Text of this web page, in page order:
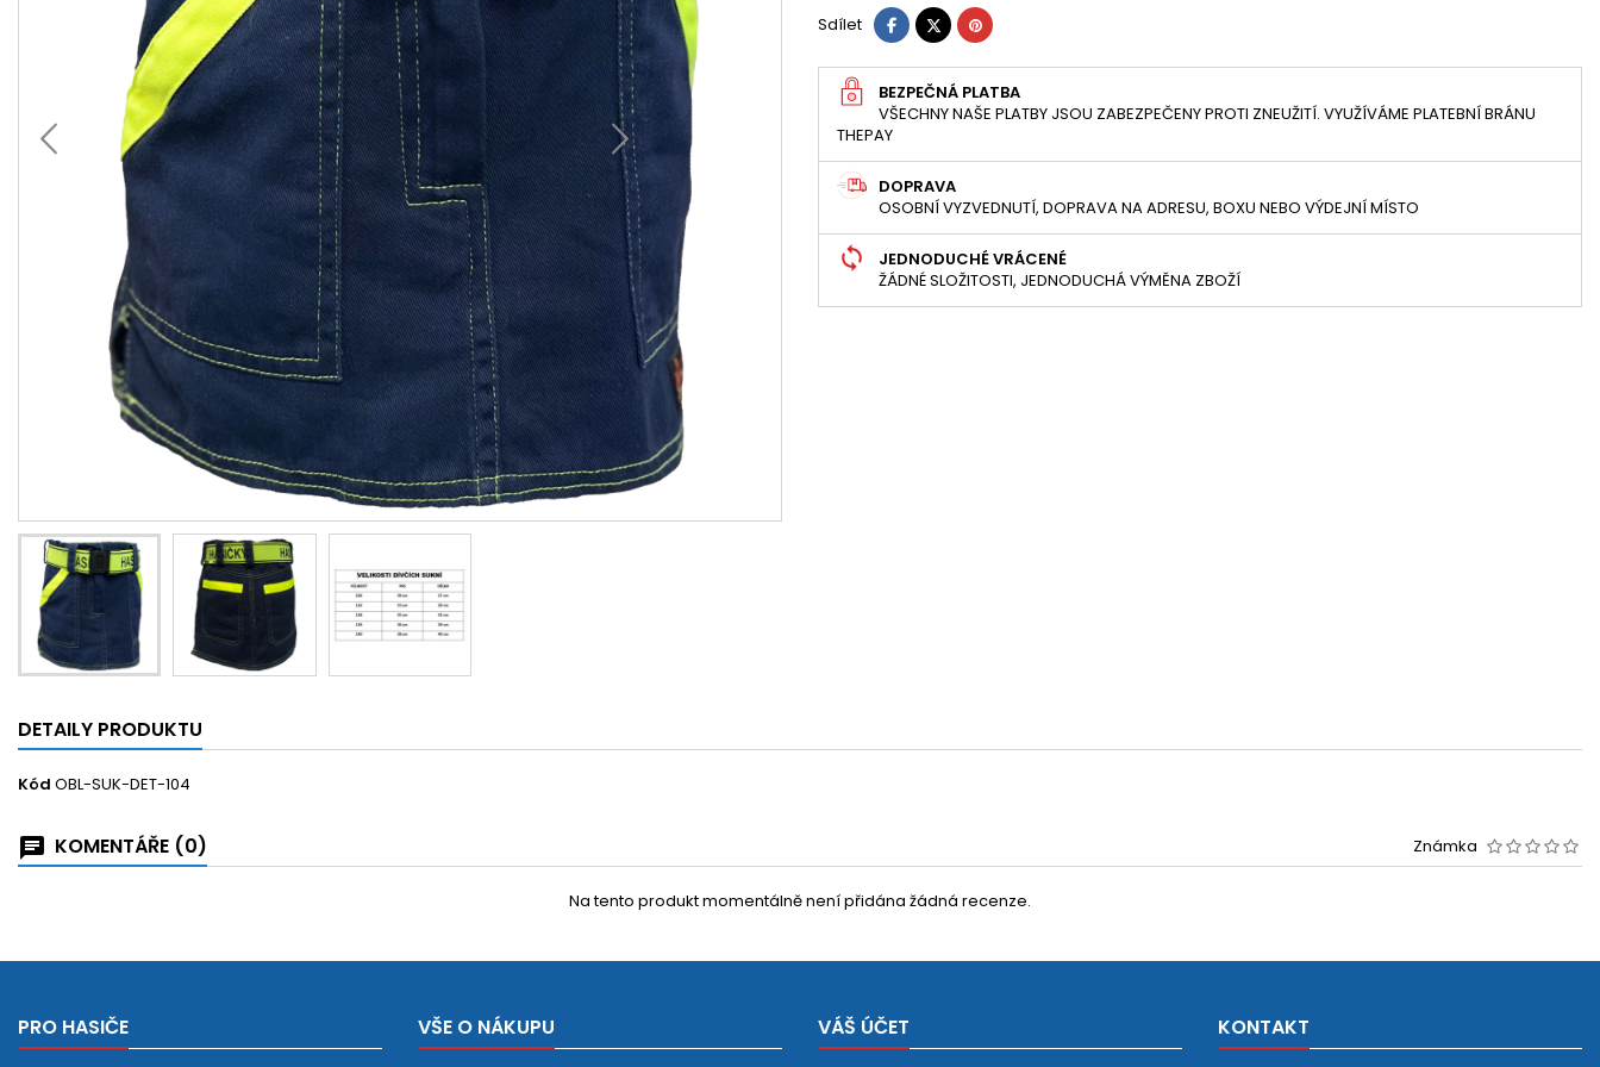
Sdílet SdíletTweetPinterest
BEZPEČNÁ PLATBA
VŠECHNY NAŠE PLATBY JSOU ZABEZPEČENY PROTI ZNEUŽITÍ. VYUŽÍVÁME PLATEBNÍ BRÁNU
THEPAY
DOPRAVA
OSOBNÍ VYZVEDNUTÍ, DOPRAVA NA ADRESU, BOXU NEBO VÝDEJNÍ MÍSTO
JEDNODUCHÉ VRÁCENÉ
ŽÁDNÉ SLOŽITOSTI, JEDNODUCHÁ VÝMĚNA ZBOŽÍ
DETAILY PRODUKTU
Kód OBL-SUK-DET-104
KOMENTÁŘE (0) Známka
Na tento produkt momentálně není přidána žádná recenze.
PRO HASIČE VŠE O NÁKUPU VÁŠ ÚČET KONTAKT